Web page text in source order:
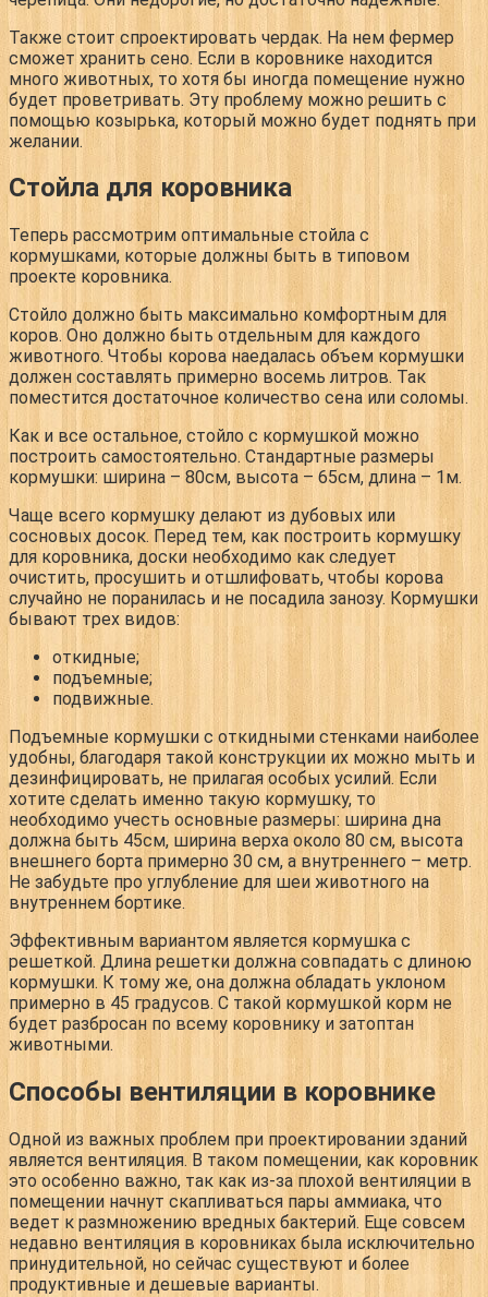
Также стоит спроектировать чердак. На нем фермер
сможет хранить сено. Если в коровнике находится
много животных, то хотя бы иногда помещение нужно
будет проветривать. Эту проблему можно решить с
помощью козырька, который можно будет поднять при
желании.
Стойла для коровника
Теперь рассмотрим оптимальные стойла с
кормушками, которые должны быть в типовом
проекте коровника.
Стойло должно быть максимально комфортным для
коров. Оно должно быть отдельным для каждого
животного. Чтобы корова наедалась объем кормушки
должен составлять примерно восемь литров. Так
поместится достаточное количество сена или соломы.
Как и все остальное, стойло с кормушкой можно
построить самостоятельно. Стандартные размеры
кормушки: ширина – 80см, высота – 65см, длина – 1м.
Чаще всего кормушку делают из дубовых или
сосновых досок. Перед тем, как построить кормушку
для коровника, доски необходимо как следует
очистить, просушить и отшлифовать, чтобы корова
случайно не поранилась и не посадила занозу. Кормушки
бывают трех видов:
откидные;
подъемные;
подвижные.
Подъемные кормушки с откидными стенками наиболее
удобны, благодаря такой конструкции их можно мыть и
дезинфицировать, не прилагая особых усилий. Если
хотите сделать именно такую кормушку, то
необходимо учесть основные размеры: ширина дна
должна быть 45см, ширина верха около 80 см, высота
внешнего борта примерно 30 см, а внутреннего – метр.
Не забудьте про углубление для шеи животного на
внутреннем бортике.
Эффективным вариантом является кормушка с
решеткой. Длина решетки должна совпадать с длиною
кормушки. К тому же, она должна обладать уклоном
примерно в 45 градусов. С такой кормушкой корм не
будет разбросан по всему коровнику и затоптан
животными.
Способы вентиляции в коровнике
Одной из важных проблем при проектировании зданий
является вентиляция. В таком помещении, как коровник
это особенно важно, так как из-за плохой вентиляции в
помещении начнут скапливаться пары аммиака, что
ведет к размножению вредных бактерий. Еще совсем
недавно вентиляция в коровниках была исключительно
принудительной, но сейчас существуют и более
продуктивные и дешевые варианты.